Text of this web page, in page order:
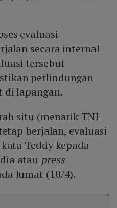
evaluasi
secara internal
tersebut
perlindungan
di lapangan.
situ (menarik TNI
berjalan, evaluasi
Teddy kepada
atau press
Jumat (10/4).